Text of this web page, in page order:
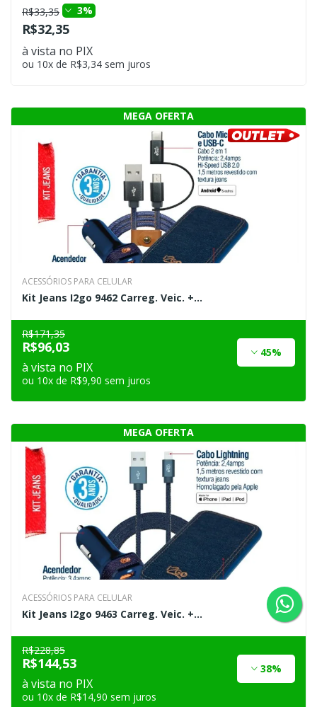
R$33,35 3%
R$32,35
à vista no PIX
ou 10x de R$3,34 sem juros
ACESSÓRIOS PARA CELULAR
Kit Jeans I2go 9462 Carreg. Veic. +...
R$171,35
R$96,03 45%
à vista no PIX
ou 10x de R$9,90 sem juros
ACESSÓRIOS PARA CELULAR
Kit Jeans I2go 9463 Carreg. Veic. +...
R$228,85
R$144,53 38%
à vista no PIX
ou 10x de R$14,90 sem juros